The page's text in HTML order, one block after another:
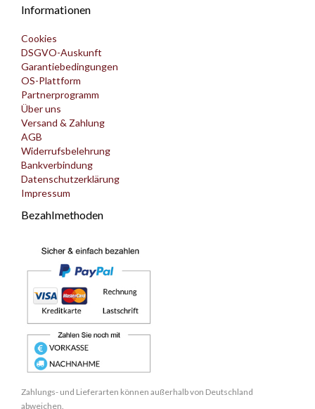
Informationen
Cookies
DSGVO-Auskunft
Garantiebedingungen
OS-Plattform
Partnerprogramm
Über uns
Versand & Zahlung
AGB
Widerrufsbelehrung
Bankverbindung
Datenschutzerklärung
Impressum
Bezahlmethoden
Zahlungs- und Lieferarten können außerhalb von Deutschland
abweichen.